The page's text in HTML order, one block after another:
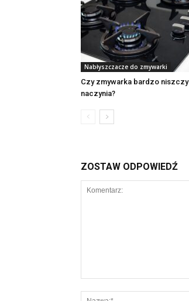
Nabłyszczacze do zmywarki
Czy zmywarka bardzo niszczy
naczynia?
ZOSTAW ODPOWIEDŹ